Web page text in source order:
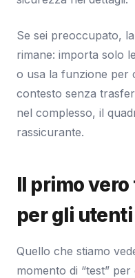
Se sei preoccupato,
rimane: importa solo
o usa la funzione per
contesto senza
nel complesso, il
rassicurante.
Il primo
per gli utenti
Quello che stiamo
momento di “test”